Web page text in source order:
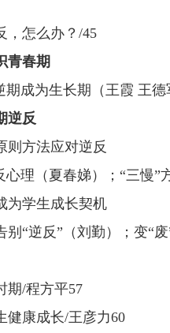
，怎么办？/45
青春期
期成为生长期（王霞 王
逆反
则方法应对逆反
理（夏春娣）； “三慢”
为学生成长契机
别 “逆反” （刘勤）；变“废
期/程方平57
健康成长/王彦力60